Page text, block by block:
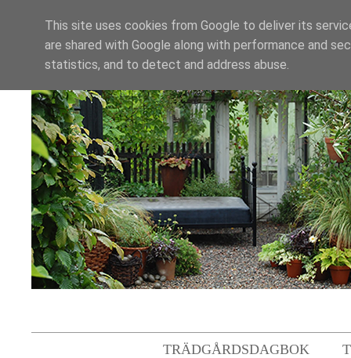
TRÄDGÅRDSDAGBOK
This site uses cookies from Google to deliver its
are shared with Google along with performance and
statistics, and to detect and address abuse.